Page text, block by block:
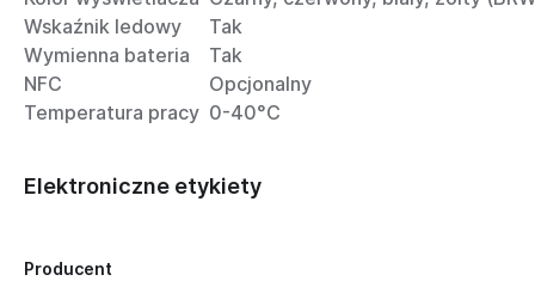
Wskaźnik ledowy
Tak
Wymienna bateria
Tak
NFC
Opcjonalny
Temperatura pracy 0-40°C
Elektroniczne etykiety
Producent